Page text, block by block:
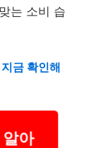
는 소비 습
금 확인해
아